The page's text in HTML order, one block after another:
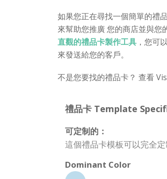
如果您正在尋找一個簡單的禮
來幫助您推廣 您的商店並與您
直觀的禮品卡製作工具 ，您可
來發送給您的客戶。
不是您要找的禮品卡？ 查看
禮品卡 Template
可定制的：
這個禮品卡模板可以完全
Dominant Color